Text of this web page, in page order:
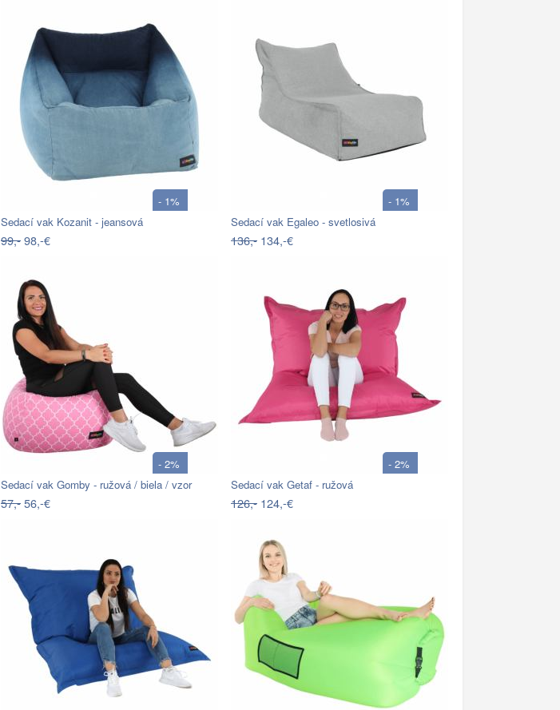
- 1%
Sedací vak Kozanit - jeansová
99,-98,-€
- 1%
Sedací vak Egaleo - svetlosivá
136,- 134,-€
- 2%
Sedací vak Gomby - ružová / biela / vzor
57,-56,-€
- 2%
Sedací vak Getaf - ružová
126,- 124,-€